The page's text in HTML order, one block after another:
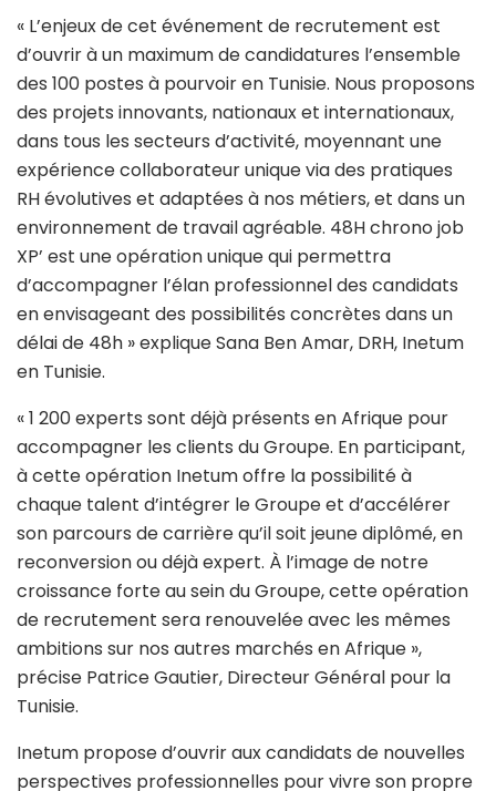
« L’enjeux de cet événement de recrutement est
d’ouvrir à un maximum de candidatures l’ensemble
des 100 postes à pourvoir en Tunisie. Nous proposons
des projets innovants, nationaux et internationaux,
dans tous les secteurs d’activité, moyennant une
expérience collaborateur unique via des pratiques
RH évolutives et adaptées à nos métiers, et dans un
environnement de travail agréable. 48H chrono job
XP’ est une opération unique qui permettra
d’accompagner l’élan professionnel des candidats
en envisageant des possibilités concrètes dans un
délai de 48h » explique Sana Ben Amar, DRH, Inetum
en Tunisie.
« 1 200 experts sont déjà présents en Afrique pour
accompagner les clients du Groupe. En participant,
à cette opération Inetum offre la possibilité à
chaque talent d’intégrer le Groupe et d’accélérer
son parcours de carrière qu’il soit jeune diplômé, en
reconversion ou déjà expert. À l’image de notre
croissance forte au sein du Groupe, cette opération
de recrutement sera renouvelée avec les mêmes
ambitions sur nos autres marchés en Afrique »,
précise Patrice Gautier, Directeur Général pour la
Tunisie.
Inetum propose d’ouvrir aux candidats de nouvelles
perspectives professionnelles pour vivre son propre